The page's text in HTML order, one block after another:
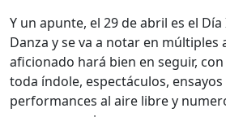
Y un apunte, el 29 de abril es el
Danza y se va a notar en múltiples
aficionado hará bien en seguir,
toda índole, espectáculos,
performances al aire libre y